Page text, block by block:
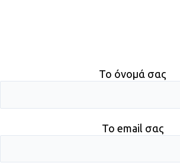
Το όνομά σας
Το email σας